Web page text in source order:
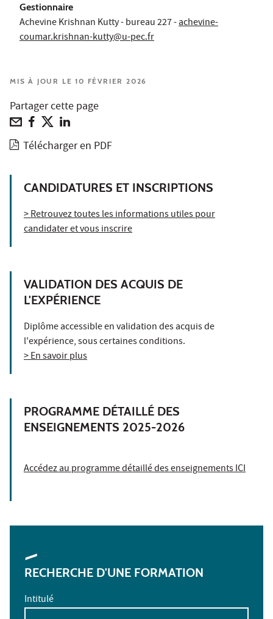
Gestionnaire
Achevine Krishnan Kutty - bureau 227 -achevine-
coumar.krishnan-kutty@u-pec.fr
MIS À JOUR LE 10 FÉVRIER 2026
Partager cette page
Télécharger en PDF
CANDIDATURES ET INSCRIPTIONS
> Retrouvez toutes les informations utiles pour
candidater et vous inscrire
VALIDATION DES ACQUIS DE
L'EXPÉRIENCE
Diplôme accessible en validation des acquis de
l'expérience, sous certaines conditions.
> En savoir plus
PROGRAMME DÉTAILLÉ DES
ENSEIGNEMENTS 2025-2026
Accédez au programme détaillé des enseignements ICI
RECHERCHE D'UNE FORMATION
Intitulé